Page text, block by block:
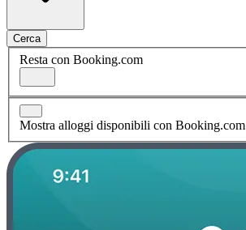
Cerca
Resta con Booking.com
Mostra alloggi disponibili con Booking.com